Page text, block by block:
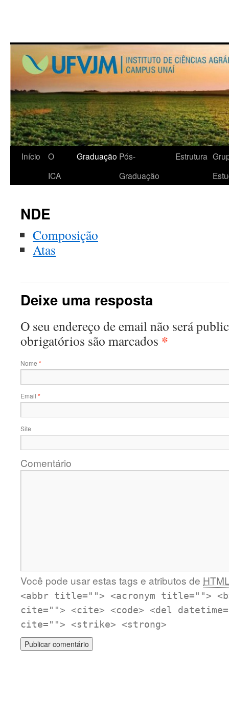
Início
O
ICA
Graduação Pós-
Graduação
Estrutura
NDE
Composição
Atas
Deixe uma resposta
O seu endereço de email não será
obrigatórios são marcados *
Nome *
Email *
Site
Comentário
Você pode usar estas tags e atributos de
<abbr title=""> <acronym title="">
cite=""> <cite> <code> <del
cite=""> <strike> <strong>